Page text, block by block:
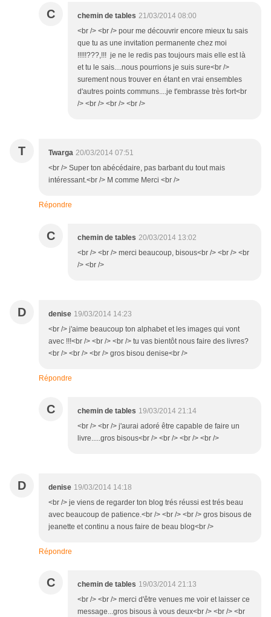
C chemin de tables 21/03/2014 08:00
<br /> <br /> pour me découvrir encore mieux tu sais
que tu as une invitation permanente chez moi
!!!!!???,!!! je ne le redis pas toujours mais elle est là
et tu le sais....nous pourrions je suis sure<br />
surement nous trouver en étant en vrai ensembles
d'autres points communs....je t'embrasse très fort<br
/> <br /> <br /> <br />
T Twarga 20/03/2014 07:51
<br /> Super ton abécédaire, pas barbant du tout mais
intéressant.<br /> M comme Merci <br />
Répondre
C chemin de tables 20/03/2014 13:02
<br /> <br /> merci beaucoup, bisous<br /> <br /> <br
/> <br />
D denise 19/03/2014 14:23
<br /> j'aime beaucoup ton alphabet et les images qui vont
avec !!!<br /> <br /> <br /> tu vas bientôt nous faire des livres?
<br /> <br /> <br /> gros bisou denise<br />
Répondre
C chemin de tables 19/03/2014 21:14
<br /> <br /> j'aurai adoré être capable de faire un
livre.....gros bisous<br /> <br /> <br /> <br />
D denise 19/03/2014 14:18
<br /> je viens de regarder ton blog trés réussi est trés beau
avec beaucoup de patience.<br /> <br /> <br /> gros bisous de
jeanette et continu a nous faire de beau blog<br />
Répondre
C chemin de tables 19/03/2014 21:13
<br /> <br /> merci d'être venues me voir et laisser ce
message...gros bisous à vous deux<br /> <br /> <br